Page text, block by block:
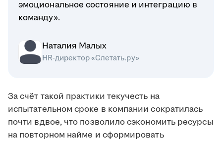
эмоциональное состояние и интеграцию в
команду».
Наталия Малых
HR-директор «Слетать.ру»
За счёт такой практики текучесть на
испытательном сроке в компании сократилась
почти вдвое, что позволило сэкономить ресурсы
на повторном найме и сформировать